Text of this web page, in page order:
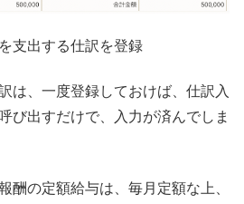
支出する仕訳を登録
は、一度登録しておけば、仕訳入
び出すだけで、入力が済んでしま
酬の定額給与は、毎月定額な上、